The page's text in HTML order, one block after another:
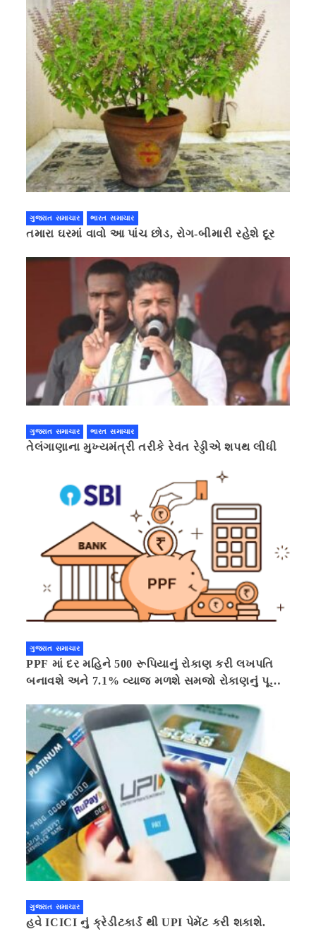
ગુજરાત સમાચાર ભારત સમાચાર
તમારા ઘરમાં વાવો આ પાંચ છોડ, રોગ-બીમારી રહેશે દૂર
ગુજરાત સમાચાર ભારત સમાચાર
તેલંગાણાના મુખ્યમંત્રી તરીકે રેવંત રેડ્ડીએ શપથ લીધી
ગુજરાત સમાચાર
PPF માં દર મહિને 500 રૂપિયાનું રોકાણ કરી લખપતિ
બનાવશે અને 7.1% વ્યાજ મળશે સમજો રોકાણનું પૂરું
ગુજરાત સમાચાર
હવે ICICI નું ક્રેડીટકાર્ડ થી UPI પેમેંટ કરી શકાશે.